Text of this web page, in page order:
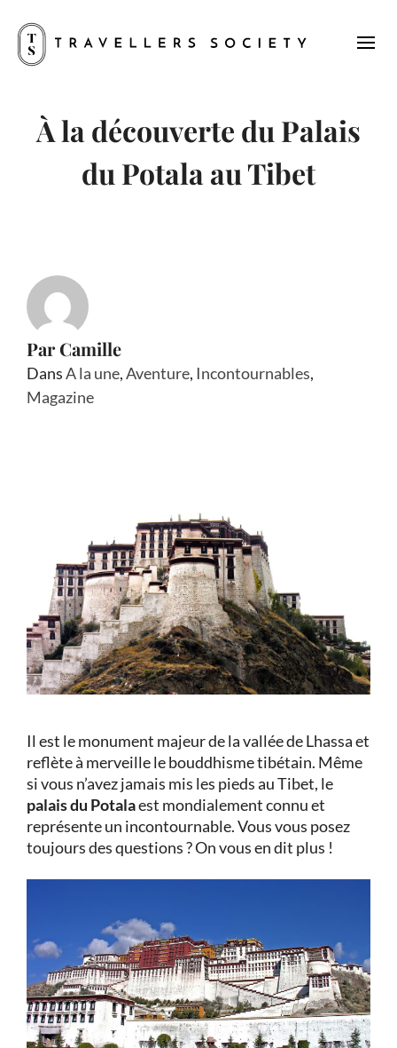
À la découverte du Palais
du Potala au Tibet
ParCamille
DansA la une,Aventure, Incontournables,
Magazine
Il est le monument majeur de la vallée de Lhassa et
reflète à merveille le bouddhisme tibétain. Même
si vous n’avez jamais mis les pieds au Tibet, le
palais du Potalaest mondialement connu et
représente un incontournable. Vous vous posez
toujours des questions ? On vous en dit plus !